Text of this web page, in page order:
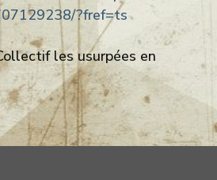
?fref=ts
les usurpées en